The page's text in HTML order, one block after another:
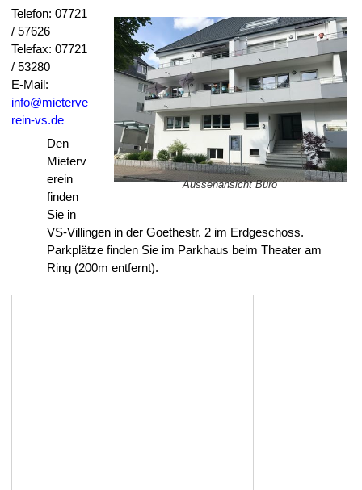
Aussenansicht Büro
Telefon: 07721
/ 57626
Telefax: 07721
/ 53280
E-Mail:
info@mieterve
rein-vs.de
Den
Mieterv
erein
finden
Sie in
VS-Villingen in der Goethestr. 2 im Erdgeschoss.
Parkplätze finden Sie im Parkhaus beim Theater am
Ring (200m entfernt).